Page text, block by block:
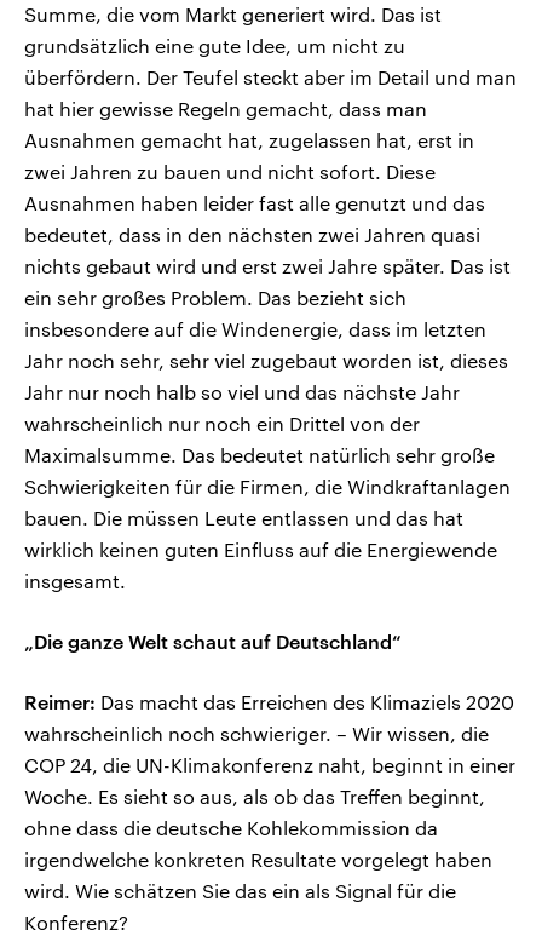
Summe, die vom Markt generiert wird. Das ist
grundsätzlich eine gute Idee, um nicht zu
überfördern. Der Teufel steckt aber im Detail und man
hat hier gewisse Regeln gemacht, dass man
Ausnahmen gemacht hat, zugelassen hat, erst in
zwei Jahren zu bauen und nicht sofort. Diese
Ausnahmen haben leider fast alle genutzt und das
bedeutet, dass in den nächsten zwei Jahren quasi
nichts gebaut wird und erst zwei Jahre später. Das ist
ein sehr großes Problem. Das bezieht sich
insbesondere auf die Windenergie, dass im letzten
Jahr noch sehr, sehr viel zugebaut worden ist, dieses
Jahr nur noch halb so viel und das nächste Jahr
wahrscheinlich nur noch ein Drittel von der
Maximalsumme. Das bedeutet natürlich sehr große
Schwierigkeiten für die Firmen, die Windkraftanlagen
bauen. Die müssen Leute entlassen und das hat
wirklich keinen guten Einfluss auf die Energiewende
insgesamt.
„Die ganze Welt schaut auf Deutschland“
Reimer: Das macht das Erreichen des Klimaziels 2020
wahrscheinlich noch schwieriger. – Wir wissen, die
COP 24, die UN-Klimakonferenz naht, beginnt in einer
Woche. Es sieht so aus, als ob das Treffen beginnt,
ohne dass die deutsche Kohlekommission da
irgendwelche konkreten Resultate vorgelegt haben
wird. Wie schätzen Sie das ein als Signal für die
Konferenz?